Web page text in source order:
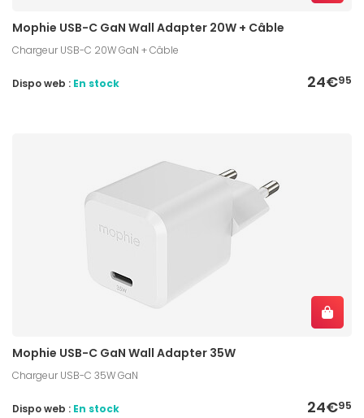
Mophie USB-C GaN Wall Adapter 20W + Câble
Chargeur USB-C 20W GaN + Câble
24€95
Dispo web : En stock
Mophie USB-C GaN Wall Adapter 35W
Chargeur USB-C 35W GaN
24€95
Dispo web : En stock